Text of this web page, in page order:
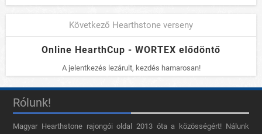
Következő Hearthstone verseny
Online HearthCup - WORTEX elődöntő
A jelentkezés lezárult, kezdés hamarosan!
Rólunk!
Magyar Hearthstone​ rajongói oldal 2013 óta a közösségért! Nálunk